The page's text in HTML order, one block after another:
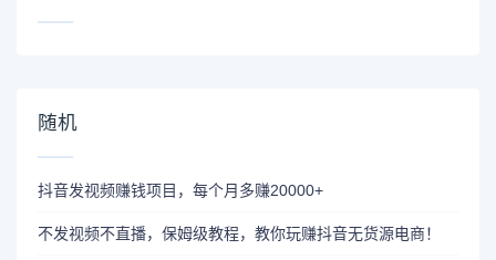
随机
抖音发视频赚钱项目，每个月多赚20000+
不发视频不直播，保姆级教程，教你玩赚抖音无货源电商！